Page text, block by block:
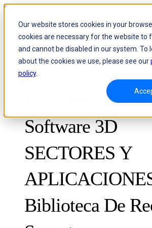
Our website stores cookies in your
cookies are necessary for the website to
and cannot be disabled in our system. To
about the cookies we use, please see our
policy.
Skip to content
Header Menu - Text
Escáneres 3D
METROLOGÍA PARA EL
Sistema óptico de medición 3D y
Software 3D
SECTORES Y
Biblioteca De